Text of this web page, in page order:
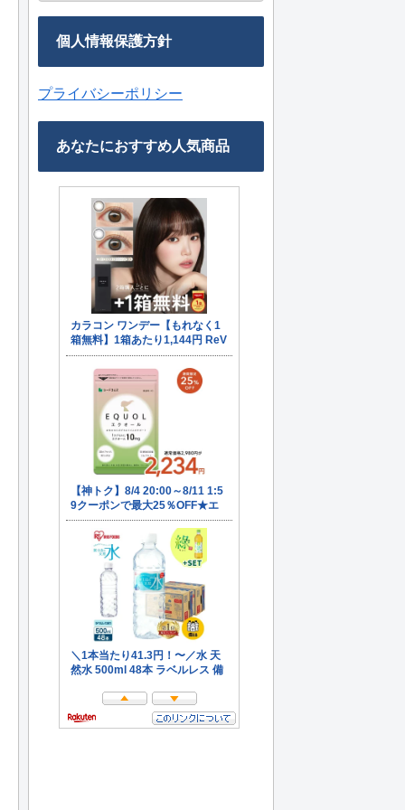
個人情報保護方針
プライバシーポリシー
あなたにおすすめ人気商品